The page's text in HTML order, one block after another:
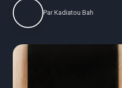
Par Kadiatou Bah